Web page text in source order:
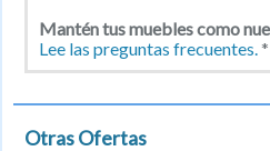
Mantén tus muebles como
Lee las preguntas frecuentes.*
Otras Ofertas